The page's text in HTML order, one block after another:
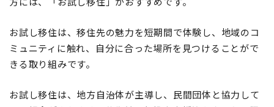
お試し移住は、移住先の魅力を短期間で体験し、地域のコ
ミュニティに触れ、自分に合った場所を見つけることがで
きる取り組みです。
お試し移住は、地方自治体が主導し、民間団体と協力して